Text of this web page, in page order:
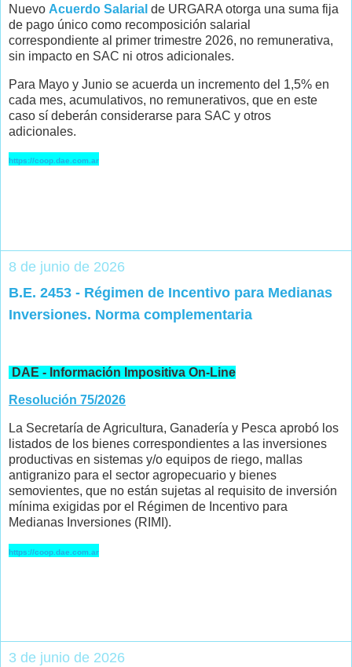
Nuevo Acuerdo Salarial de URGARA otorga una suma fija
de pago único como recomposición salarial
correspondiente al primer trimestre 2026, no remunerativa,
sin impacto en SAC ni otros adicionales.
Para Mayo y Junio se acuerda un incremento del 1,5% en
cada mes, acumulativos, no remunerativos, que en este
caso sí deberán considerarse para SAC y otros
adicionales.
https://coop.dae.com.ar
8 de junio de 2026
B.E. 2453 - Régimen de Incentivo para Medianas
Inversiones. Norma complementaria
DAE - Información Impositiva On-Line
Resolución 75/2026
La Secretaría de Agricultura, Ganadería y Pesca aprobó los
listados de los bienes correspondientes a las inversiones
productivas en sistemas y/o equipos de riego, mallas
antigranizo para el sector agropecuario y bienes
semovientes, que no están sujetas al requisito de inversión
mínima exigidas por el Régimen de Incentivo para
Medianas Inversiones (RIMI).
https://coop.dae.com.ar
3 de junio de 2026